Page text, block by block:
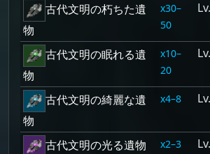
古代文明の朽ちた遺
物
30–
50
古代文明の眠れる遺
物
10–
20
古代文明の綺麗な遺
物
4–8
古代文明の光る遺物 2–3